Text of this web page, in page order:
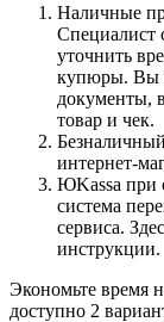
Наличные
Специалист
уточнить
купюры. Вы
документы,
товар и чек.
интернет-
ЮKassa при
система
сервиса.
инструкции.
Экономьте время
доступно 2